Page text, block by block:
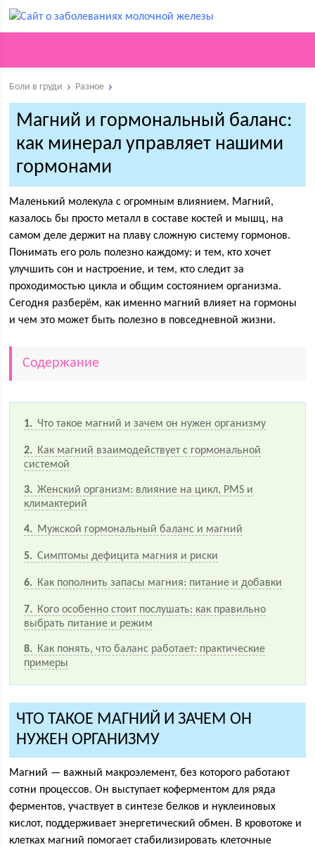
Боли в груди Разное
Магний и гормональный баланс:
как минерал управляет нашими
гормонами
Маленький молекула с огромным влиянием. Магний,
казалось бы просто металл в составе костей и мышц, на
самом деле держит на плаву сложную систему гормонов.
Понимать его роль полезно каждому: и тем, кто хочет
улучшить сон и настроение, и тем, кто следит за
проходимостью цикла и общим состоянием организма.
Сегодня разберём, как именно магний влияет на гормоны
и чем это может быть полезно в повседневной жизни.
Содержание
1 Что такое магний и зачем он нужен организму
2
Как магний взаимодействует с гормональной
системой
3
Женский организм: влияние на цикл, PMS и
климактерий
4 Мужской гормональный баланс и магний
5 Симптомы дефицита магния и риски
6 Как пополнить запасы магния: питание и добавки
7
Кого особенно стоит послушать: как правильно
выбрать питание и режим
8
Как понять, что баланс работает: практические
примеры
ЧТО ТАКОЕ МАГНИЙ И ЗАЧЕМ ОН
НУЖЕН ОРГАНИЗМУ
Магний — важный макроэлемент, без которого работают
сотни процессов. Он выступает коферментом для ряда
ферментов, участвует в синтезе белков и нуклеиновых
кислот, поддерживает энергетический обмен. В кровотоке и
клетках магний помогает стабилизировать клеточные